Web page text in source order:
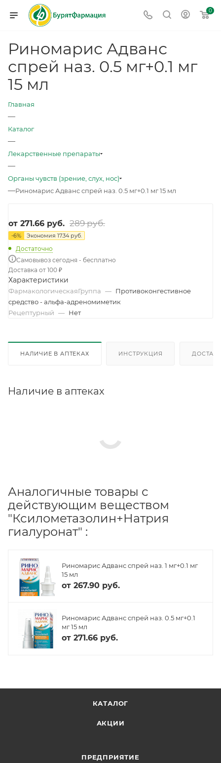
0
Риномарис Адванс
спрей наз. 0.5 мг+0.1 мг
15 мл
Главная
—
Каталог
—
Лекарственные препараты
—
Органы чувств (зрение, слух, нос)
—Риномарис Адванс спрей наз. 0.5 мг+0.1 мг 15 мл
от 271.66 руб. 289 руб.
-6% Экономия 17.34 руб.
Достаточно
Самовывоз сегодня - бесплатно
Доставка от 100 ₽
Характеристики
ФармакологическаяГруппа — Противоконгестивное
средство - альфа-адреномиметик
Рецептурный — Нет
НАЛИЧИЕ В АПТЕКАХ ИНСТРУКЦИЯ
Наличие в аптеках
Аналогичные товары с
действующим веществом
"Ксилометазолин+Натрия
гиалуронат" :
Риномарис Адванс спрей наз. 1 мг+0.1 мг
15 мл
от 267.90 руб.
Риномарис Адванс спрей наз. 0.5 мг+0.1
мг 15 мл
от 271.66 руб.
КАТАЛОГ
АКЦИИ
ПРЕДПРИЯТИЕ